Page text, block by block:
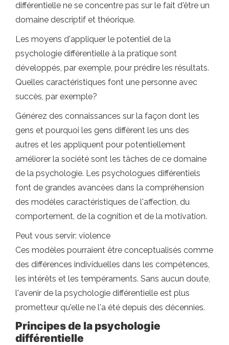
différentielle ne se concentre pas sur le fait d'être un
domaine descriptif et théorique.
Les moyens d'appliquer le potentiel de la
psychologie différentielle à la pratique sont
développés, par exemple, pour prédire les résultats.
Quelles caractéristiques font une personne avec
succès, par exemple?
Générez des connaissances sur la façon dont les
gens et pourquoi les gens diffèrent les uns des
autres et les appliquent pour potentiellement
améliorer la société sont les tâches de ce domaine
de la psychologie. Les psychologues différentiels
font de grandes avancées dans la compréhension
des modèles caractéristiques de l'affection, du
comportement, de la cognition et de la motivation.
Peut vous servir: violence
Ces modèles pourraient être conceptualisés comme
des différences individuelles dans les compétences,
les intérêts et les tempéraments. Sans aucun doute,
l'avenir de la psychologie différentielle est plus
prometteur qu'elle ne l'a été depuis des décennies.
Principes de la psychologie
différentielle